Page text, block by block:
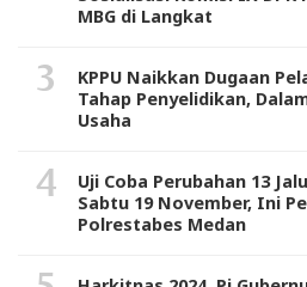
MBG di Langkat
KPPU Naikkan Dugaan
Tahap Penyelidikan,
Usaha
Uji Coba Perubahan 13
Sabtu 19 November, Ini
Polrestabes Medan